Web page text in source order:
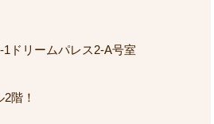
ドリームパレス2-A号室
階！